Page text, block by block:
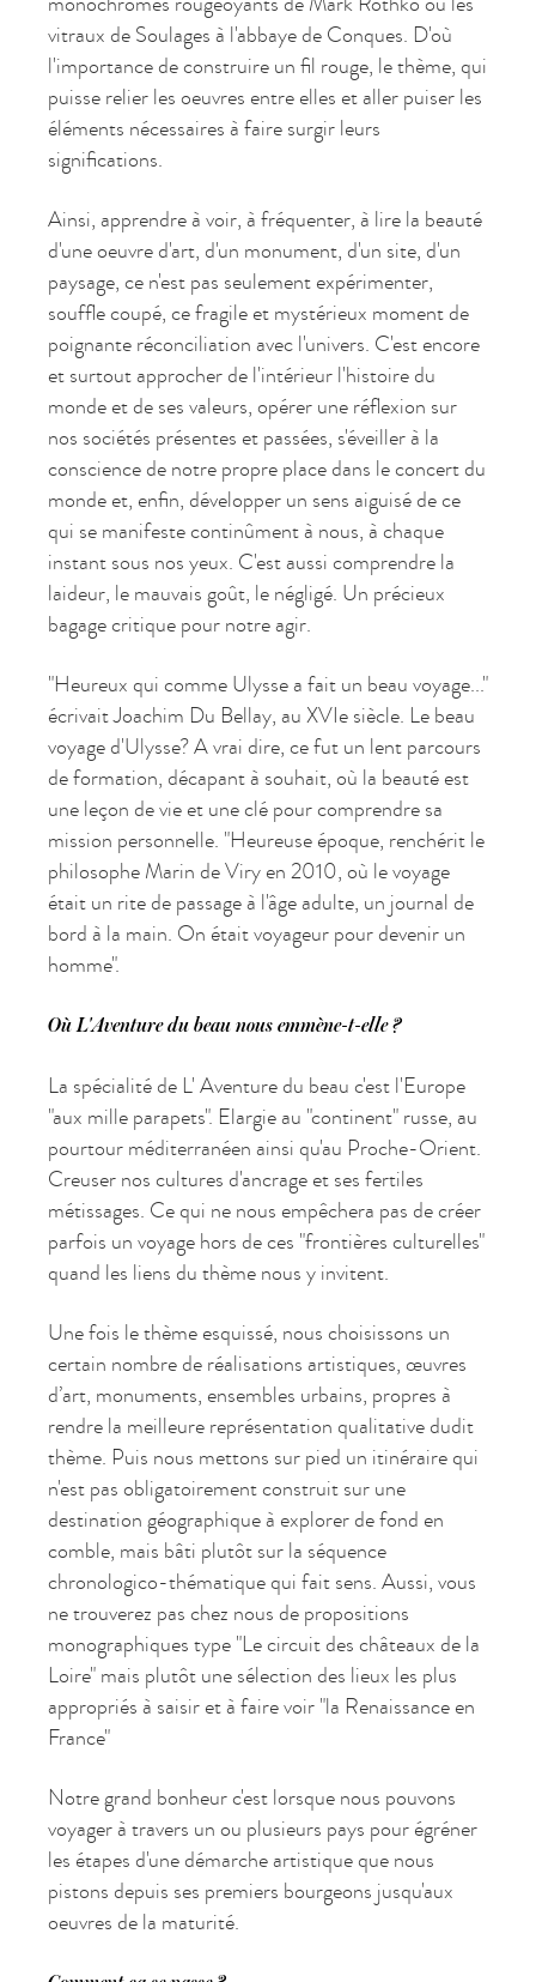
vitraux de Soulages à l'abbaye de Conques. D'où
l'importance de construire un fil rouge, le thème, qui
puisse relier les oeuvres entre elles et aller puiser les
éléments nécessaires à faire surgir leurs
significations.
Ainsi, apprendre à voir, à fréquenter, à lire la beauté
d'une oeuvre d'art, d'un monument, d'un site, d'un
paysage, ce n'est pas seulement expérimenter,
souffle coupé, ce fragile et mystérieux moment de
poignante réconciliation avec l'univers. C'est encore
et surtout approcher de l'intérieur l'histoire du
monde et de ses valeurs, opérer une réflexion sur
nos sociétés présentes et passées, s'éveiller à la
conscience de notre propre place dans le concert du
monde et, enfin, développer un sens aiguisé de ce
qui se manifeste continûment à nous, à chaque
instant sous nos yeux. C'est aussi comprendre la
laideur, le mauvais goût, le négligé. Un précieux
bagage critique pour notre agir.
"Heureux qui comme Ulysse a fait un beau voyage..."
écrivait Joachim Du Bellay, au XVIe siècle. Le beau
voyage d'Ulysse? A vrai dire, ce fut un lent parcours
de formation, décapant à souhait, où la beauté est
une leçon de vie et une clé pour comprendre sa
mission personnelle. "Heureuse époque, renchérit le
philosophe Marin de Viry en 2010, où le voyage
était un rite de passage à l'âge adulte, un journal de
bord à la main. On était voyageur pour devenir un
homme".
Où L'Aventure du beau nous emmène-t-elle ?
La spécialité de L' Aventure du beau c'est l'Europe
"aux mille parapets". Elargie au "continent" russe, au
pourtour méditerranéen ainsi qu'au Proche-Orient.
Creuser nos cultures d'ancrage et ses fertiles
métissages. Ce qui ne nous empêchera pas de créer
parfois un voyage hors de ces "frontières culturelles"
quand les liens du thème nous y invitent.
Une fois le thème esquissé, nous choisissons un
certain nombre de réalisations artistiques, œuvres
d’art, monuments, ensembles urbains, propres à
rendre la meilleure représentation qualitative dudit
thème. Puis nous mettons sur pied un itinéraire qui
n'est pas obligatoirement construit sur une
destination géographique à explorer de fond en
comble, mais bâti plutôt sur la séquence
chronologico-thématique qui fait sens. Aussi, vous
ne trouverez pas chez nous de propositions
monographiques type "Le circuit des châteaux de la
Loire" mais plutôt une sélection des lieux les plus
appropriés à saisir et à faire voir "la Renaissance en
France"
Notre grand bonheur c'est lorsque nous pouvons
voyager à travers un ou plusieurs pays pour égréner
les étapes d'une démarche artistique que nous
pistons depuis ses premiers bourgeons jusqu'aux
oeuvres de la maturité.